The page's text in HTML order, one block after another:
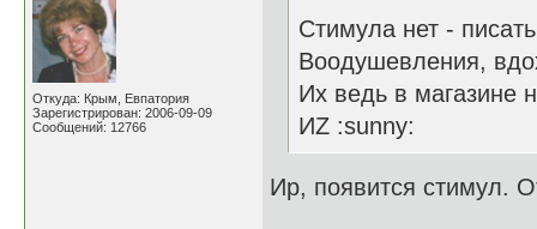
Откуда: Крым, Евпатория
Зарегистрирован: 2006-09-09
Сообщений: 12766
Стимула нет -
Воодушевления,
Их ведь в магазине
ИZ :sunny:
Ир, появится стимул.